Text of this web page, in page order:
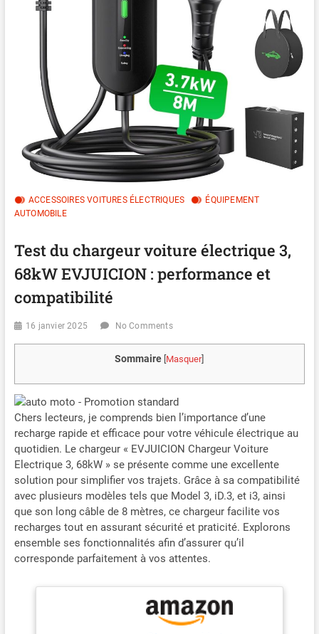
ACCESSOIRES VOITURES ÉLECTRIQUES
ÉQUIPEMENT
AUTOMOBILE
Test du chargeur voiture électrique 3,
68kW EVJUICION : performance et
compatibilité
16 janvier 2025 No Comments
Sommaire [Masquer]
Chers lecteurs, je comprends bien l’importance d’une
recharge rapide et efficace pour votre véhicule électrique au
quotidien. Le chargeur « EVJUICION Chargeur Voiture
Electrique 3, 68kW » se présente comme une excellente
solution pour simplifier vos trajets. Grâce à sa compatibilité
avec plusieurs modèles tels que Model 3, iD.3, et i3, ainsi
que son long câble de 8 mètres, ce chargeur facilite vos
recharges tout en assurant sécurité et praticité. Explorons
ensemble ses fonctionnalités afin d’assurer qu’il
corresponde parfaitement à vos attentes.